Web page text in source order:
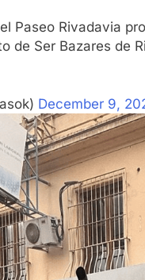
Paseo Rivadavia
de Ser Bazares de
December 9,